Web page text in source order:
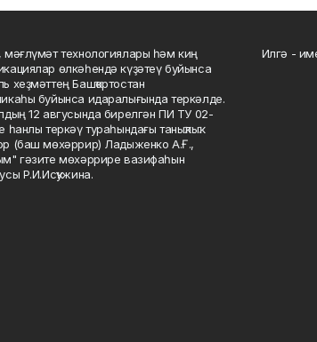
технологиялары һәм киң
өлкәһендә күҙәтеү буйынса
хеҙмәттең Башҡортостан
буйынса идаралығында теркәлде.
12 авгусында бирелгән ПИ ТУ 02-
һанлы теркәү тураһындағы таныҡлыҡ.
(баш мөхәррир) Ладыженко А.Ғ.,
гәзите мөхәррире вазифаһын
Р.И.Исҡужина.
Илгә -